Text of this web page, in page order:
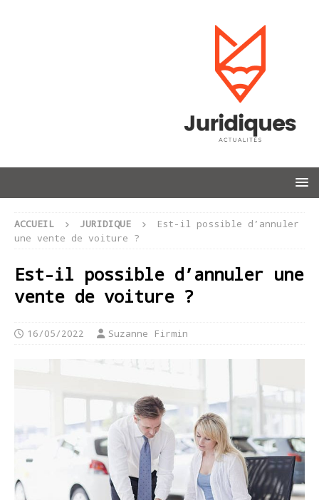
ACCUEIL JURIDIQUE
Est-il possible d’annuler
une vente de voiture ?
Est-il possible d’annuler une
vente de voiture ?
16/05/2022 Suzanne Firmin